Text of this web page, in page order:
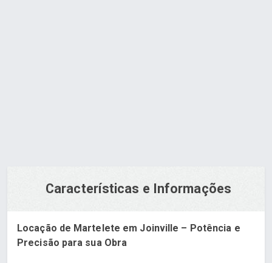
Características e Informações
Locação de Martelete em Joinville – Potência e
Precisão para sua Obra